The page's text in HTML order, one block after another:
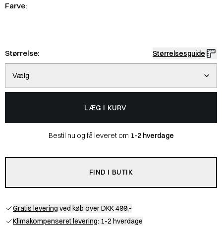
Farve:
Størrelse: Størrelsesguide
Vælg
LÆG I KURV
Bestil nu og få leveret om 1-2 hverdage
FIND I BUTIK
Gratis levering ved køb over DKK 499,-
Klimakompenseret levering: 1-2 hverdage